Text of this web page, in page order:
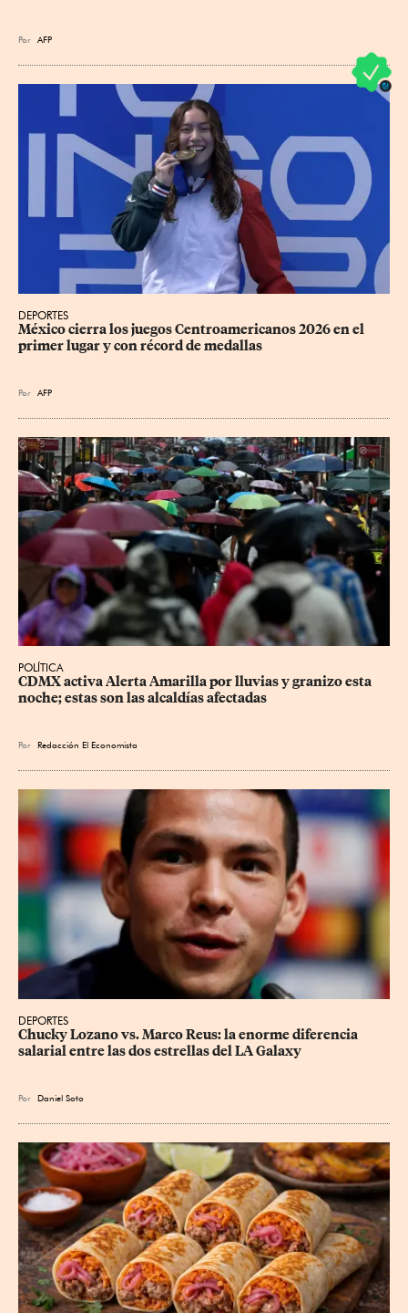
Por AFP
DEPORTES
México cierra los juegos Centroamericanos 2026 en el
primer lugar y con récord de medallas
Por AFP
POLÍTICA
CDMX activa Alerta Amarilla por lluvias y granizo esta
noche; estas son las alcaldías afectadas
Por Redacción El Economista
DEPORTES
Chucky Lozano vs. Marco Reus: la enorme diferencia
salarial entre las dos estrellas del LA Galaxy
Por Daniel Soto